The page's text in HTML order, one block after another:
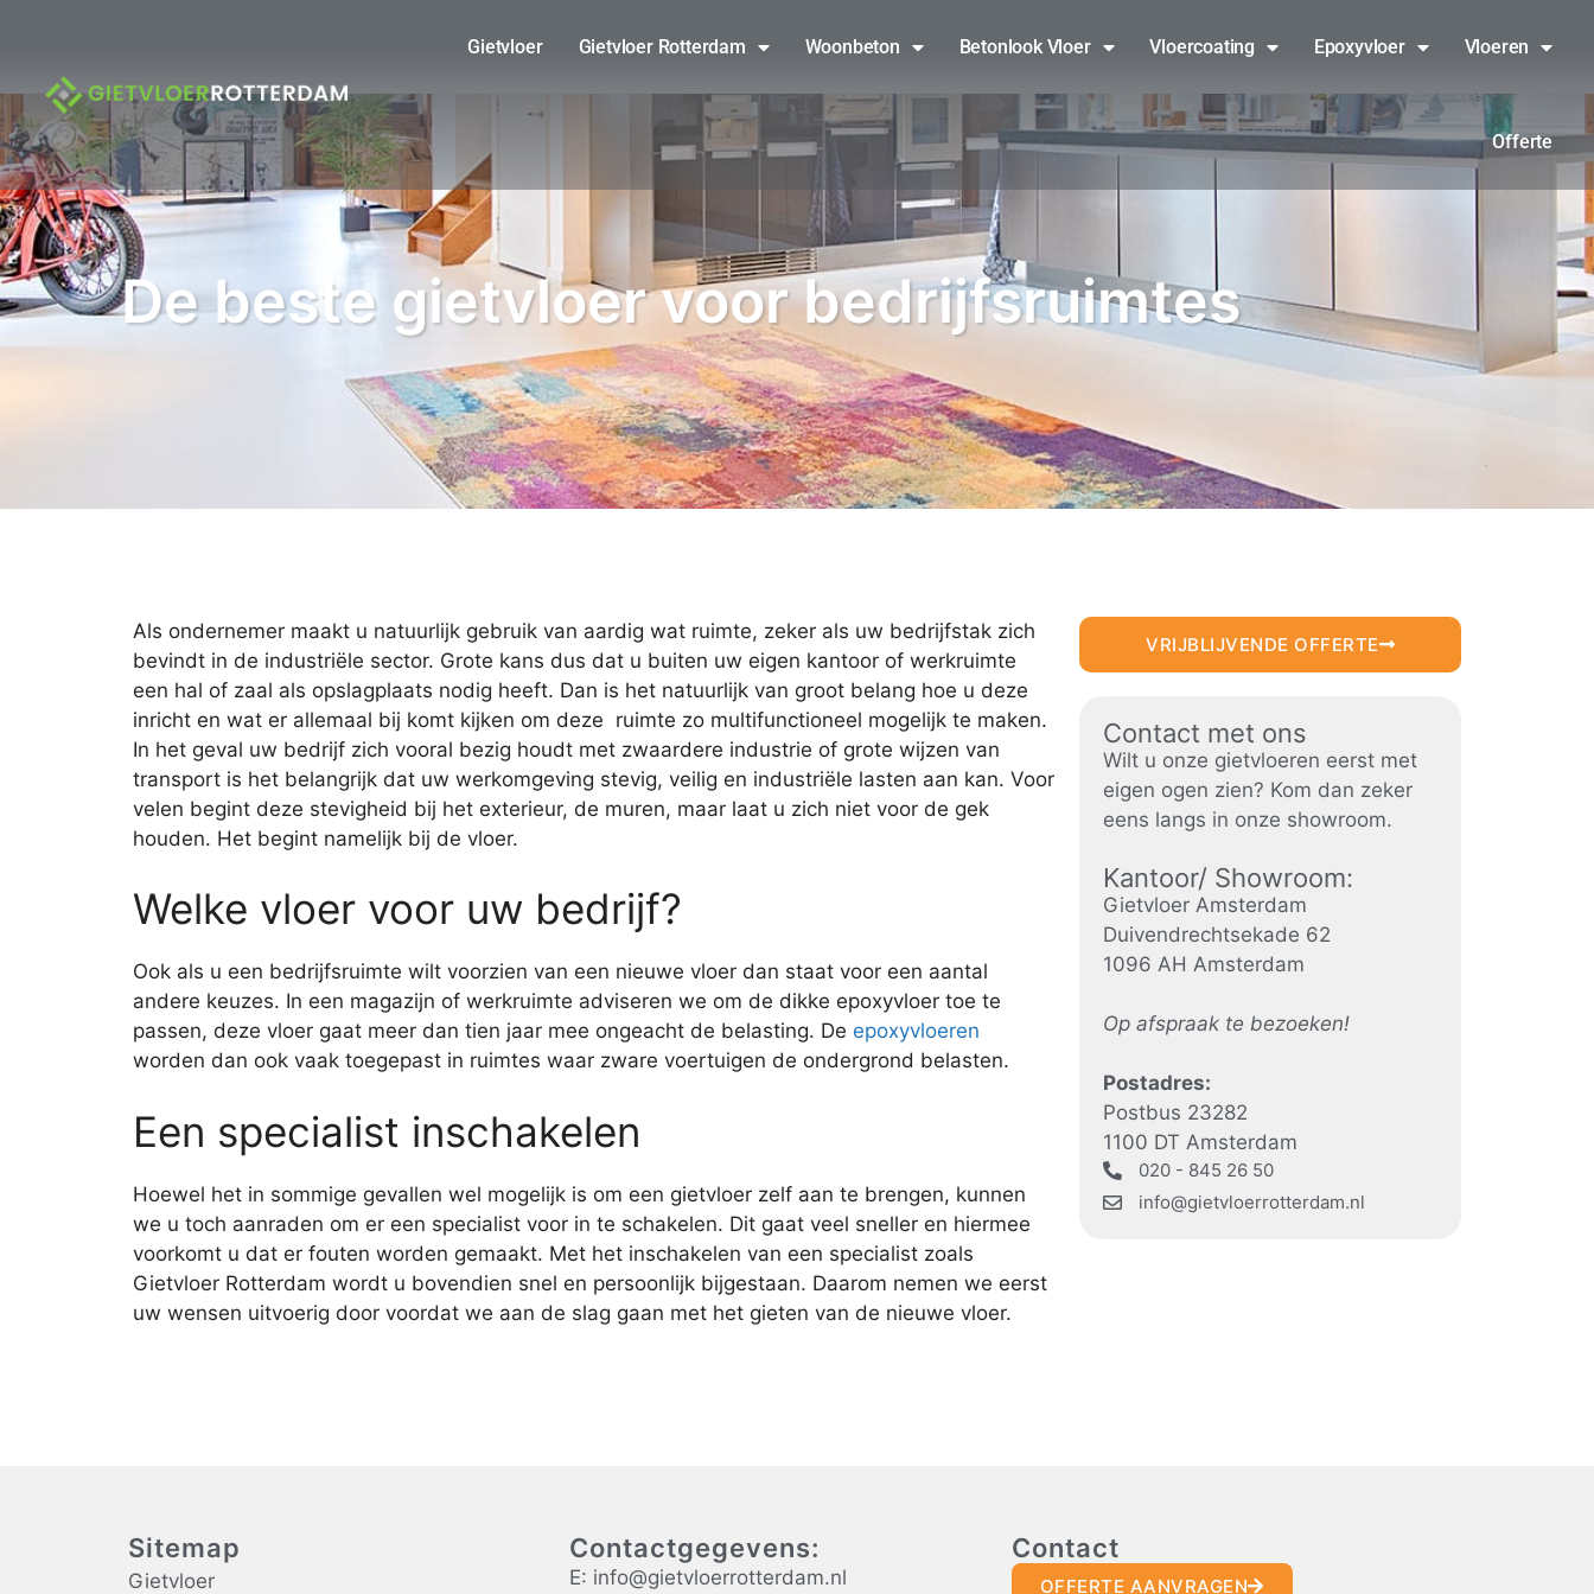
Gietvloer Gietvloer Rotterdam Woonbeton Betonlook Vloer Vloercoating Epoxyvloer Vloeren
Offerte
De beste gietvloer voor bedrijfsruimtes
Als ondernemer maakt u natuurlijk gebruik van aardig wat ruimte, zeker als uw bedrijfstak zich
bevindt in de industriële sector. Grote kans dus dat u buiten uw eigen kantoor of werkruimte
een hal of zaal als opslagplaats nodig heeft. Dan is het natuurlijk van groot belang hoe u deze
inricht en wat er allemaal bij komt kijken om deze ruimte zo multifunctioneel mogelijk te maken.
In het geval uw bedrijf zich vooral bezig houdt met zwaardere industrie of grote wijzen van
transport is het belangrijk dat uw werkomgeving stevig, veilig en industriële lasten aan kan. Voor
velen begint deze stevigheid bij het exterieur, de muren, maar laat u zich niet voor de gek
houden. Het begint namelijk bij de vloer.
Welke vloer voor uw bedrijf?
Ook als u een bedrijfsruimte wilt voorzien van een nieuwe vloer dan staat voor een aantal
andere keuzes. In een magazijn of werkruimte adviseren we om de dikke epoxyvloer toe te
passen, deze vloer gaat meer dan tien jaar mee ongeacht de belasting. De epoxyvloeren
worden dan ook vaak toegepast in ruimtes waar zware voertuigen de ondergrond belasten.
Een specialist inschakelen
Hoewel het in sommige gevallen wel mogelijk is om een gietvloer zelf aan te brengen, kunnen
we u toch aanraden om er een specialist voor in te schakelen. Dit gaat veel sneller en hiermee
voorkomt u dat er fouten worden gemaakt. Met het inschakelen van een specialist zoals
Gietvloer Rotterdam wordt u bovendien snel en persoonlijk bijgestaan. Daarom nemen we eerst
uw wensen uitvoerig door voordat we aan de slag gaan met het gieten van de nieuwe vloer.
VRIJBLIJVENDE OFFERTE
Contact met ons
Wilt u onze gietvloeren eerst met
eigen ogen zien? Kom dan zeker
eens langs in onze showroom.
Kantoor/ Showroom:
Gietvloer Amsterdam
Duivendrechtsekade 62
1096 AH Amsterdam
Op afspraak te bezoeken!
Postadres:
Postbus 23282
1100 DT Amsterdam
020 - 845 26 50
info@gietvloerrotterdam.nl
Sitemap
Gietvloer
Contactgegevens:
E: info@gietvloerrotterdam.nl
Contact
OFFERTE AANVRAGEN